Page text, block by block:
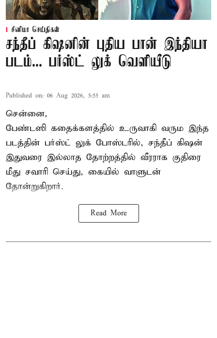
சினிமா செய்திகள்
சந்தீப் கிஷனின் புதிய பான் இந்தியா
படம்... பர்ஸ்ட் லுக் வெளியீடு
Published on: 06 Aug 2026, 5:55 am
சென்னை,
பேண்டஸி கதைக்களத்தில் உருவாகி வரும இந்த
படத்தின் பர்ஸ்ட் லுக் போஸ்டரில், சந்தீப் கிஷன்
இதுவரை இல்லாத தோற்றத்தில் வீரராக குதிரை
மீது சவாரி செய்து, கையில் வாளுடன்
தோன்றுகிறார்.
Read More